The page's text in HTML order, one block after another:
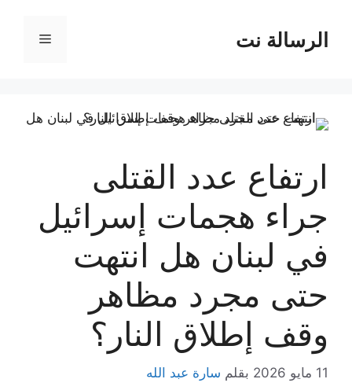
المحتوىالرسالة نت القائمة
ارتفاع عدد القتلى
جراء هجمات إسرائيل
في لبنان هل انتهت
حتى مجرد مظاهر
وقف إطلاق النار؟
11 مايو 2026 بقلم سارة عبد الله